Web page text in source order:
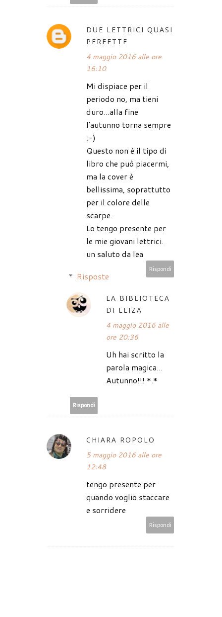
DUE LETTRICI QUASI
PERFETTE
4 maggio 2016 alle ore
16:10
Mi dispiace per il
periodo no, ma tieni
duro...alla fine
l'autunno torna sempre
;-)
Questo non è il tipo di
libro che può piacermi,
ma la cover è
bellissima, soprattutto
per il colore delle
scarpe.
Lo tengo presente per
le mie giovani lettrici.
un saluto da lea
Rispondi
Risposte
LA BIBLIOTECA
DI ELIZA
4 maggio 2016 alle
ore 20:36
Uh hai scritto la
parola magica...
Autunno!!! *.*
Rispondi
CHIARA ROPOLO
5 maggio 2016 alle ore
12:48
tengo presente per
quando voglio staccare
e sorridere
Rispondi